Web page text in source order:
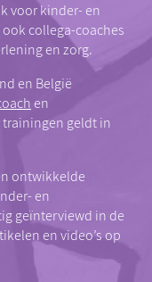
voor kinder- en
collega-coaches
en zorg.
en België
en
geldt in
ontwikkelde
en
geïnterviewd in de
en video’s op